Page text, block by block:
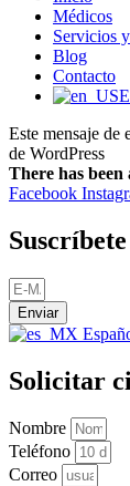
Médicos
Servicios
Blog
Contacto
Este mensaje de
de WordPress
There has
Facebook
Enviar
Solicitar
Nombre
Teléfono
Correo